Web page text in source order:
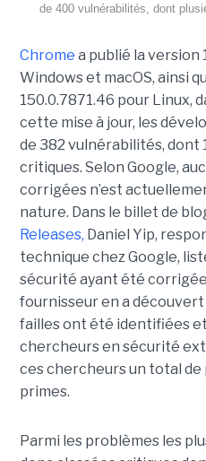
de 400 vulnérabilités, dont
Chrome a publié la version
Windows et macOS, ainsi
150.0.7871.46 pour Linux,
cette mise à jour, les
de 382 vulnérabilités, dont
critiques. Selon Google,
corrigées n’est
nature. Dans le billet de
Releases, Daniel Yip,
technique chez Google,
sécurité ayant été
fournisseur en a
failles ont été identifiées
chercheurs en sécurité
ces chercheurs un total de
primes.
Parmi les problèmes les